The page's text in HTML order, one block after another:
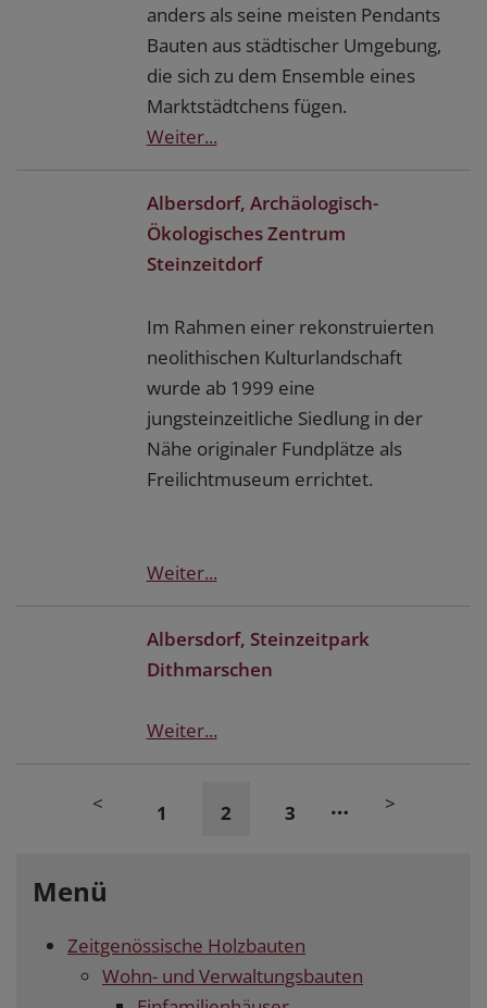
anders als seine meisten Pendants
Bauten aus städtischer Umgebung,
die sich zu dem Ensemble eines
Marktstädtchens fügen.
Weiter...
Albersdorf, Archäologisch-
Ökologisches Zentrum
Steinzeitdorf
Im Rahmen einer rekonstruierten
neolithischen Kulturlandschaft
wurde ab 1999 eine
jungsteinzeitliche Siedlung in der
Nähe originaler Fundplätze als
Freilichtmuseum errichtet.
Weiter...
Albersdorf, Steinzeitpark
Dithmarschen
Weiter...
< 1 2 3 … >
Menü
Zeitgenössische Holzbauten
Wohn- und Verwaltungsbauten